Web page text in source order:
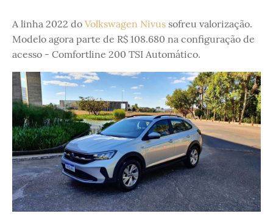
A linha 2022 do Volkswagen Nivus sofreu valorização.
Modelo agora parte de R$ 108.680 na configuração de
acesso - Comfortline 200 TSI Automático.